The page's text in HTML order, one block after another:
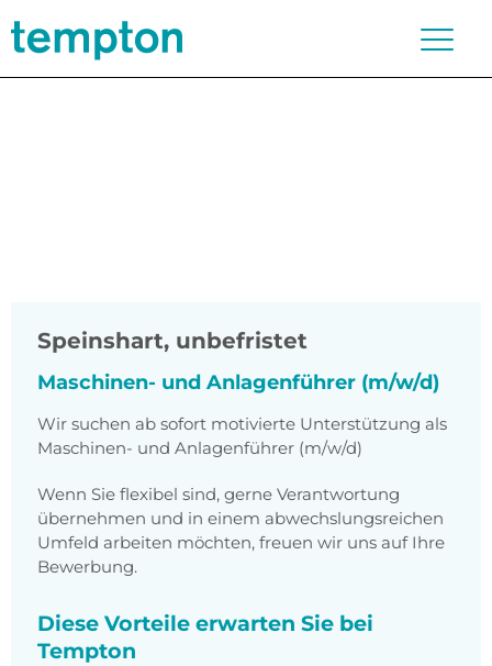
Speinshart, unbefristet
Maschinen- und Anlagenführer (m/w/d)
Wir suchen ab sofort motivierte Unterstützung als
Maschinen- und Anlagenführer (m/w/d)
Wenn Sie flexibel sind, gerne Verantwortung
übernehmen und in einem abwechslungsreichen
Umfeld arbeiten möchten, freuen wir uns auf Ihre
Bewerbung.
Diese Vorteile erwarten Sie bei
Tempton